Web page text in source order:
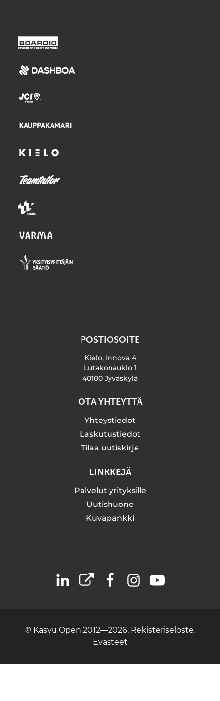
POSTIOSOITE
Kielo, Innova 4
Lutakonaukio 1
40100 Jyväskylä
OTA YHTEYTTÄ
Yhteystiedot
Laskutustiedot
Tilaa uutiskirje
LINKKEJÄ
Palvelut yrityksille
Uutishuone
Kuvapankki
LinkedIn
X FacebookInstagramYouTube
© Kasvu Open 2012—2026. Rekisteriseloste.
Evästeet